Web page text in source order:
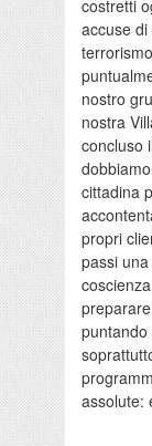
costretti
accuse
nostro
nostra
concluso
cittadina
propri
passi
assolute: